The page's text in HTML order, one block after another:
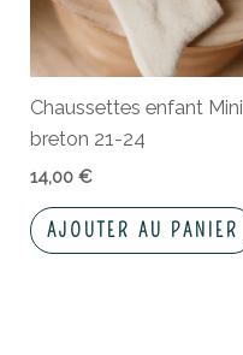
Chaussettes enfant Mini
breton 21-24
14,00€
AJOUTER AU PANIER